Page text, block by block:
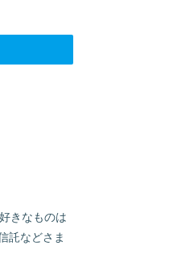
きなものは
託などさま